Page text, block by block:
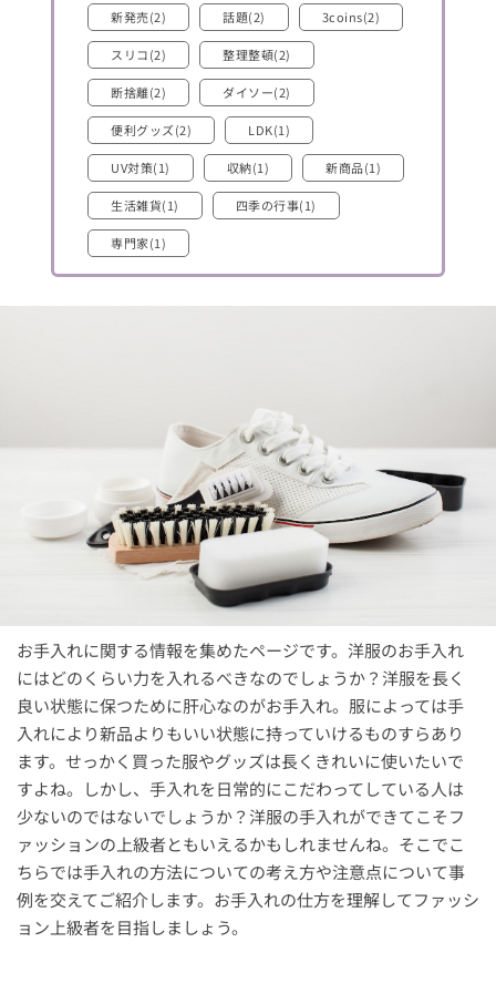
新発売(2) 話題(2) 3coins(2)
スリコ(2) 整理整頓(2)
断捨離(2) ダイソー(2)
便利グッズ(2) LDK(1)
UV対策(1) 収納(1) 新商品(1)
生活雑貨(1) 四季の行事(1)
専門家(1)
お手入れに関する情報を集めたページです。洋服のお手入れ
にはどのくらい力を入れるべきなのでしょうか？洋服を長く
良い状態に保つために肝心なのがお手入れ。服によっては手
入れにより新品よりもいい状態に持っていけるものすらあり
ます。せっかく買った服やグッズは長くきれいに使いたいで
すよね。しかし、手入れを日常的にこだわってしている人は
少ないのではないでしょうか？洋服の手入れができてこそフ
ァッションの上級者ともいえるかもしれませんね。そこでこ
ちらでは手入れの方法についての考え方や注意点について事
例を交えてご紹介します。お手入れの仕方を理解してファッシ
ョン上級者を目指しましょう。